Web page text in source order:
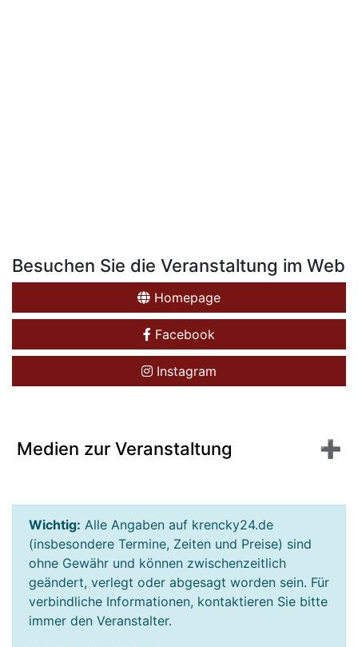
Besuchen Sie die Veranstaltung im Web
Homepage
Facebook
Instagram
Medien zur Veranstaltung
Wichtig: Alle Angaben auf krencky24.de
(insbesondere Termine, Zeiten und Preise) sind
ohne Gewähr und können zwischenzeitlich
geändert, verlegt oder abgesagt worden sein. Für
verbindliche Informationen, kontaktieren Sie bitte
immer den Veranstalter.